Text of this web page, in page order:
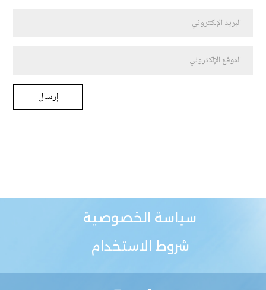
سياسة الخصوصية
شروط الاستخدام